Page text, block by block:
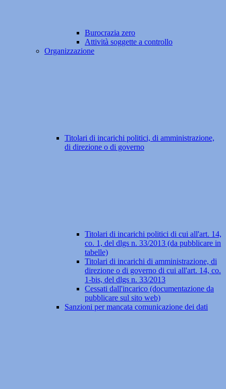
Burocrazia zero
Attività soggette a controllo
Organizzazione
Titolari di incarichi politici, di amministrazione,
di direzione o di governo
Titolari di incarichi politici di cui all'art. 14,
co. 1, del dlgs n. 33/2013 (da pubblicare in
tabelle)
Titolari di incarichi di amministrazione, di
direzione o di governo di cui all'art. 14, co.
1-bis, del dlgs n. 33/2013
Cessati dall'incarico (documentazione da
pubblicare sul sito web)
Sanzioni per mancata comunicazione dei dati